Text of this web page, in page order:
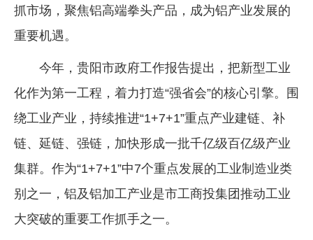
抓市场，聚焦铝高端拳头产品，成为铝产业发展的
重要机遇。
今年，贵阳市政府工作报告提出，把新型工业
化作为第一工程，着力打造“强省会”的核心引擎。围
绕工业产业，持续推进“1+7+1”重点产业建链、补
链、延链、强链，加快形成一批千亿级百亿级产业
集群。作为“1+7+1”中7个重点发展的工业制造业类
别之一，铝及铝加工产业是市工商投集团推动工业
大突破的重要工作抓手之一。